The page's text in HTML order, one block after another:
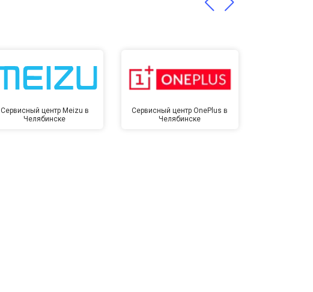
Сервисный центр Meizu в
Челябинске
Сервисный центр OnePlus в
Челябинске